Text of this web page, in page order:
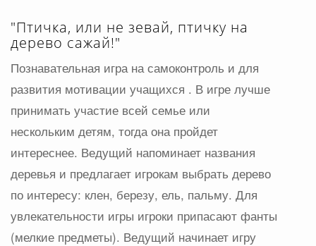
"Птичка, или не зевай, птичку на
дерево сажай!"
Познавательная игра на самоконтроль и для
развития мотивации учащихся . В игре лучше
принимать участие всей семье или
нескольким детям, тогда она пройдет
интереснее. Ведущий напоминает названия
деревья и предлагает игрокам выбрать дерево
по интересу: клен, березу, ель, пальму. Для
увлекательности игры игроки припасают фанты
(мелкие предметы). Ведущий начинает игру